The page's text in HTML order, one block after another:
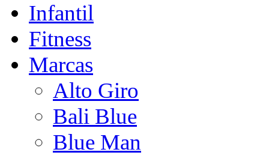
Infantil
Fitness
Marcas
Alto Giro
Bali Blue
Blue Man